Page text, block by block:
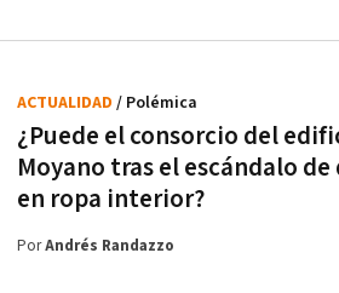
¿Puede el consorcio del
Moyano tras el escándalo
en ropa interior?
ACTUALIDAD / Polémica
PorAndrés Randazzo